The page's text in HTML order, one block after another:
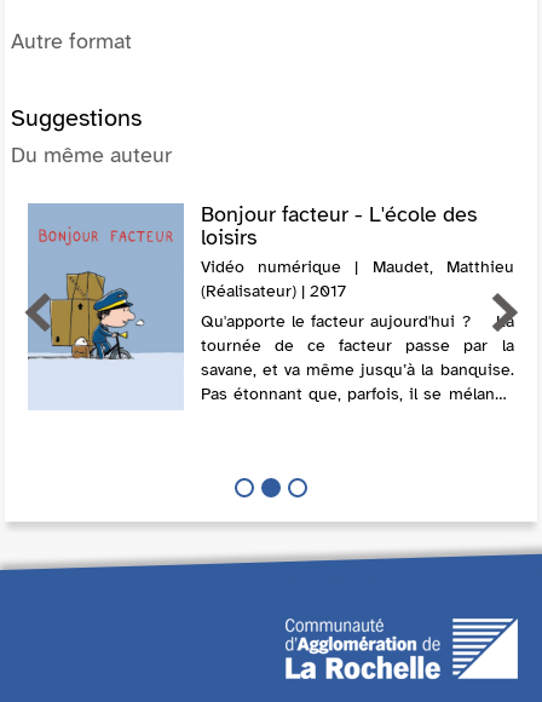
Autre format
Suggestions
Du même auteur
Bonjour facteur - L'école des
loisirs
Vidéo numérique | Maudet, Matthieu
(Réalisateur) | 2017
Qu'apporte le facteur aujourd'hui ? La
tournée de ce facteur passe par la
savane, et va même jusqu’à la banquise.
Pas étonnant que, parfois, il se mélange